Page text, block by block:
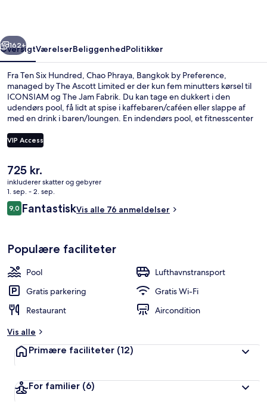
by
Preference,
managed
by
The
Ascott
Limited
Næste
162+
OversigtVærelserBeliggenhedPolitikker
Fra Ten Six Hundred, Chao Phraya, Bangkok by Preference,
managed by The Ascott Limited er der kun fem minutters kørsel til
ICONSIAM og The Jam Fabrik. Du kan tage en dukkert i den
udendørs pool, få lidt at spise i kaffebaren/caféen eller slappe af
med en drink i baren/loungen. En indendørs pool, et fitnesscenter
luksusfaciliteter.
VIP Access
Den
nuværende
pris
er
725 kr.
725 kr.
inkluderer skatter og gebyrer
1. sep. - 2. sep.
Anmeldelser
9,09,0 ud af 10.
FantastiskVis alle 76 anmeldelser
Populære faciliteter
Pool
Lufthavnstransport
Gratis parkering
Gratis Wi-Fi
Restaurant
Aircondition
Vis alle
Primære faciliteter (12)
For familier (6)